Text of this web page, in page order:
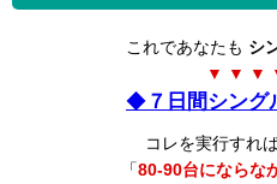
これであなたも シ
▼ ▼ ▼
◆ ７日間シン
コレを実行すれ
「80-90台にならな